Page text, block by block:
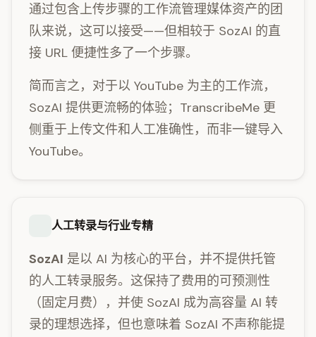
通过包含上传步骤的工作流管理媒体资产的团
队来说，这可以接受——但相较于 SozAI 的直
接 URL 便捷性多了一个步骤。
简而言之，对于以 YouTube 为主的工作流，
SozAI 提供更流畅的体验；TranscribeMe 更
侧重于上传文件和人工准确性，而非一键导入
YouTube。
人工转录与行业专精
SozAI 是以 AI 为核心的平台，并不提供托管
的人工转录服务。这保持了费用的可预测性
（固定月费），并使 SozAI 成为高容量 AI 转
录的理想选择，但也意味着 SozAI 不声称能提